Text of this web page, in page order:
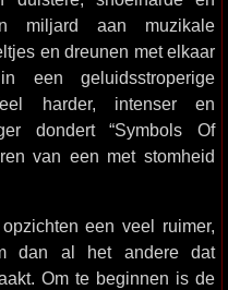
miljard aan muzikale
en dreunen met elkaar
een geluidsstroperige
harder, intenser en
dondert “Symbols Of
van een met stomheid
een veel ruimer,
dan al het andere dat
Om te beginnen is de